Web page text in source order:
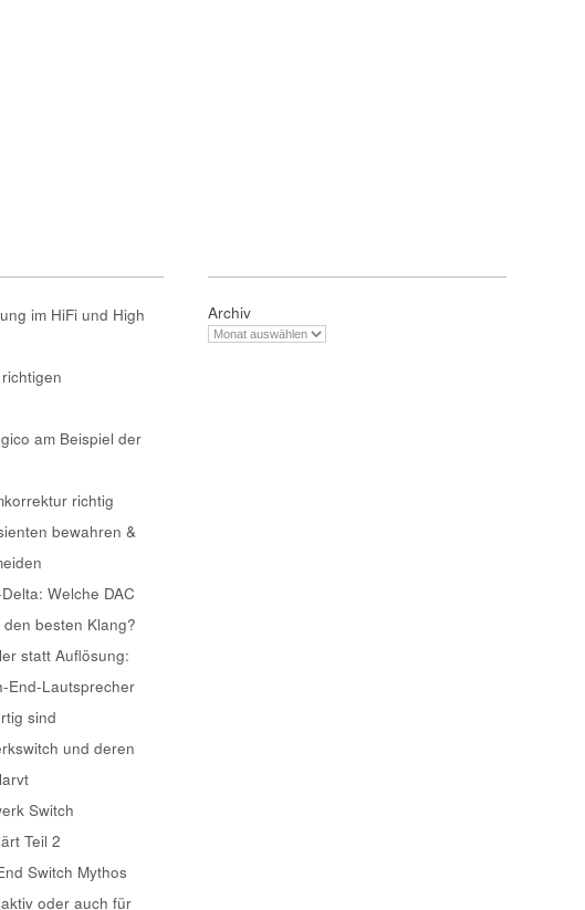
im HiFi und High
am Beispiel der
richtig
bewahren &
Welche DAC
besten Klang?
statt Auflösung:
End-Lautsprecher
sind
und deren
Switch
Teil 2
Switch Mythos
oder auch für
Archiv